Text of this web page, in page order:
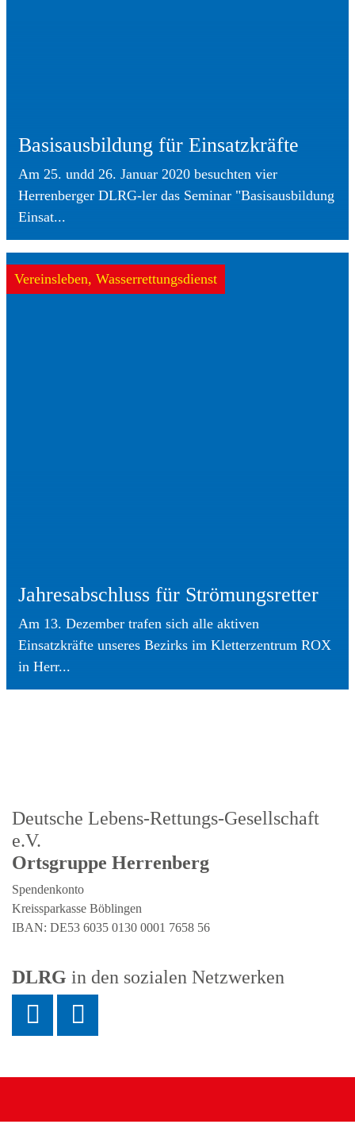
Basisausbildung für Einsatzkräfte
Am 25. undd 26. Januar 2020 besuchten vier
Herrenberger DLRG-ler das Seminar "Basisausbildung
Einsat...
Vereinsleben, Wasserrettungsdienst
Jahresabschluss für Strömungsretter
Am 13. Dezember trafen sich alle aktiven
Einsatzkräfte unseres Bezirks im Kletterzentrum ROX
in Herr...
Deutsche Lebens-Rettungs-Gesellschaft
e.V.
Ortsgruppe Herrenberg
Spendenkonto
Kreissparkasse Böblingen
IBAN: DE53 6035 0130 0001 7658 56
DLRG in den sozialen Netzwerken